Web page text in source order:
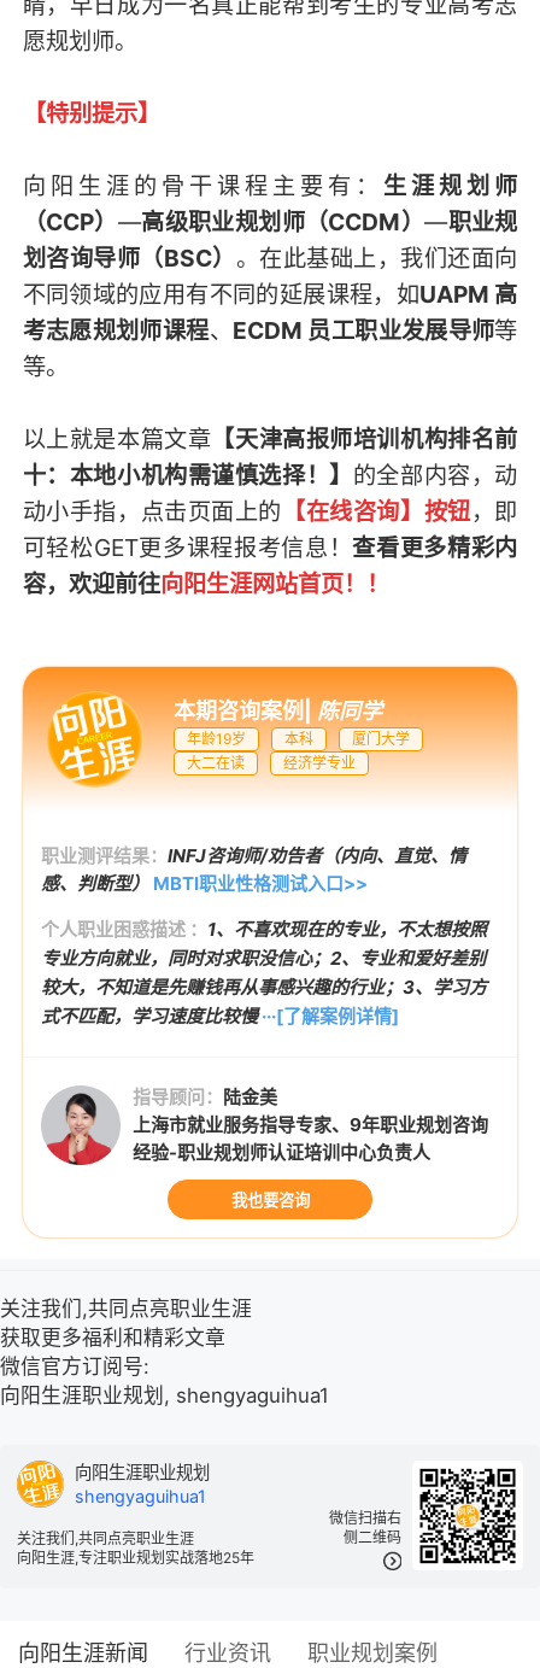
愿规划师。
【特别提示】
向阳生涯的骨干课程主要有： 生涯规划师
（CCP） —高级职业规划师（CCDM）—职业规
划咨询导师（BSC） 。在此基础上，我们还面向
不同领域的应用有不同的延展课程，如UAPM 高
考志愿规划师课程、 ECDM 员工职业发展导师等
等。
以上就是本篇文章 【天津高报师培训机构排名前
十：本地小机构需谨慎选择！】 的全部内容， 动
动小手指，点击页面上的 【在线咨询】按钮，即
可轻松GET更多课程报考信息 ！查看更多精彩内
容，欢迎前往向阳生涯网站首页！！
本期咨询案例 陈同学
年龄19岁 本科
厦门大学
大二在读
经济学专业
职业测评结果： INFJ咨询师/劝告者（内向、直觉、情
感、判断型）
MBTI职业性格测试入口>>
个人职业困惑描述 ： 1、不喜欢现在的专业，不太想按照
专业方向就业，同时对求职没信心；2、专业和爱好差别
较大，不知道是先赚钱再从事感兴趣的行业；3、学习方
式不匹配，学习速度比较慢 ···[了解案例详情]
指导顾问： 陆金美
上海市就业服务指导专家、9年职业规划咨询
经验-职业规划师认证培训中心负责人
我也要咨询
关注我们,共同点亮职业生涯
获取更多福利和精彩文章
微信官方订阅号:
向阳生涯职业规划, shengyaguihua1
微信扫描右
侧二维码
向阳生涯职业规划
shengyaguihua1
关注我们,共同点亮职业生涯
向阳生涯,专注职业规划实战落地25年
向阳生涯新闻 行业资讯 职业规划案例